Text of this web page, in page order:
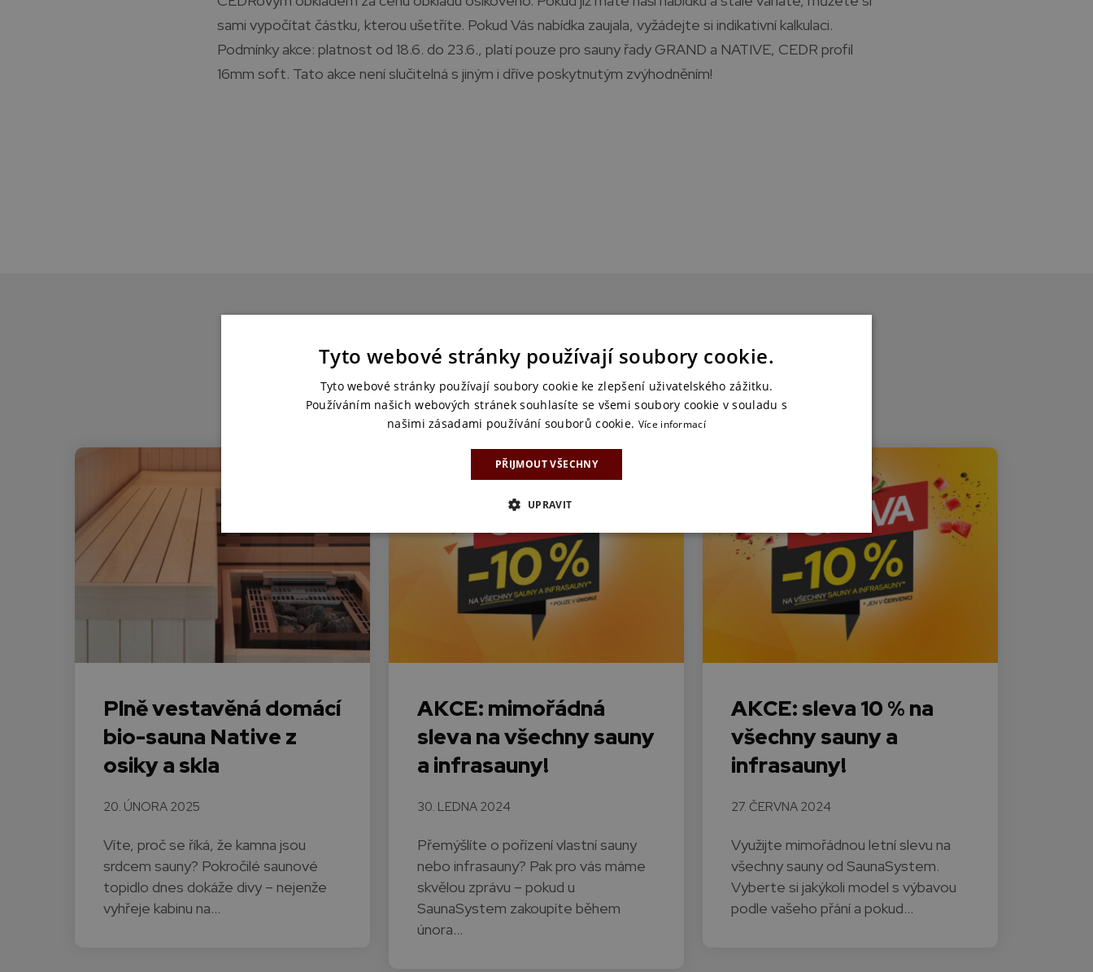
sami vypočítat částku, kterou ušetříte. Pokud Vás nabídka zaujala, vyžádejte si indikativní kalkulaci.
Podmínky akce: platnost od 18.6. do 23.6., platí pouze pro sauny řady GRAND a NATIVE, CEDR profil
16mm soft. Tato akce není slučitelná s jiným i dříve poskytnutým zvýhodněním!
Podobné články
Plně vestavěná domácí
bio-sauna Native z
osiky a skla
20. ÚNORA 2025
Víte, proč se říká, že kamna jsou
srdcem sauny? Pokročilé saunové
topidlo dnes dokáže divy – nejenže
vyhřeje kabinu na…
AKCE: mimořádná
sleva na všechny sauny
a infrasauny!
30. LEDNA 2024
Přemýšlíte o pořízení vlastní sauny
nebo infrasauny? Pak pro vás máme
skvělou zprávu – pokud u
SaunaSystem zakoupíte během
února…
AKCE: sleva 10 % na
všechny sauny a
infrasauny!
27. ČERVNA 2024
Využijte mimořádnou letní slevu na
všechny sauny od SaunaSystem.
Vyberte si jakýkoli model s výbavou
podle vašeho přání a pokud…
Tyto webové stránky používají soubory cookie.
Tyto webové stránky používají soubory cookie ke zlepšení uživatelského zážitku.
Používáním našich webových stránek souhlasíte se všemi soubory cookie v souladu s
našimi zásadami používání souborů cookie. Více informací
PŘIJMOUT VŠECHNY
UPRAVIT